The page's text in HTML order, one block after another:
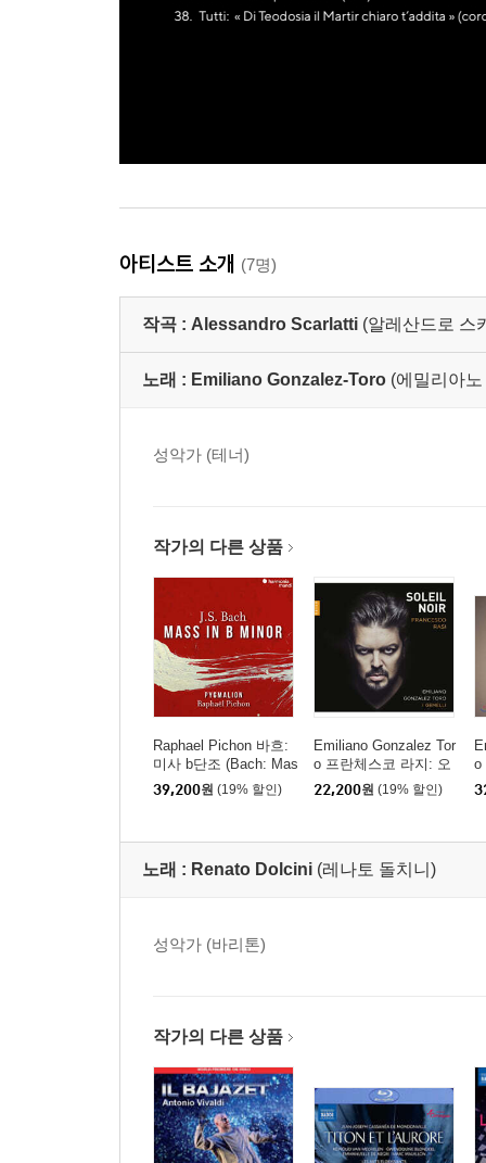
아티스트 소개 (7명)
작곡 : Alessandro Scarlatti (알레산드로 스
노래 : Emiliano Gonzalez-Toro (에밀리아
성악가 (테너)
작가의 다른 상품
Raphael Pichon 바흐:
미사 b단조 (Bach: Mas
s in b minor, BWV 232)
39,200원 (19% 할인)
Emiliano Gonzalez Tor
o 프란체스코 라지: 오
르페오의 눈물 (France
sco Rasi: Indarno Feb
22,200원 (19% 할인)
o
'
노래 : Renato Dolcini (레나토 돌치니)
성악가 (바리톤)
작가의 다른 상품